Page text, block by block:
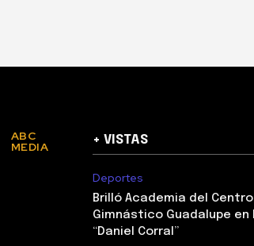
ABC
MEDIA + VISTAS
Deportes
Brilló Academia del Centro
Gimnástico Guadalupe en
“Daniel Corral”